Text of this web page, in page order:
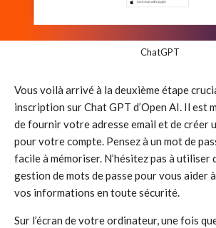
ChatGPT
Vous voilà arrivé à la deuxième étape
inscription sur Chat GPT d’Open AI. Il est
de fournir votre adresse email et de créer
pour votre compte. Pensez à un mot de
facile à mémoriser. N’hésitez pas à utiliser
gestion de mots de passe pour vous aider
vos informations en toute sécurité.
Sur l’écran de votre ordinateur, une fois